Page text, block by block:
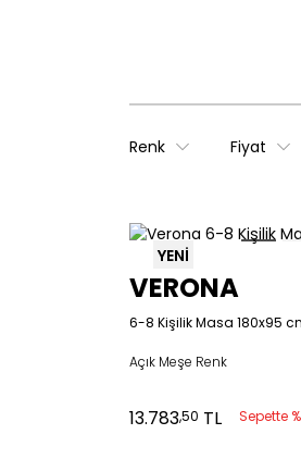
Renk Fiyat
YENİ
VERONA
6-8 Kişilik Masa 180x95
Açık Meşe Renk
13.783,50 TL Sepette